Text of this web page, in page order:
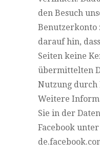
den Besuch
Benutzerkonto
darauf hin,
Seiten keine
übermittelten
Nutzung durch
Weitere
Sie in der
Facebook